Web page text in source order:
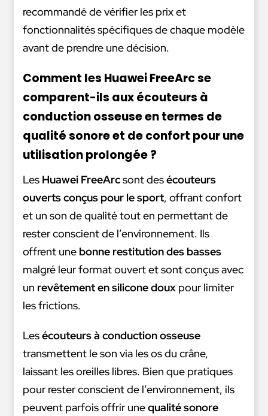
recommandé de vérifier les prix et
fonctionnalités spécifiques de chaque modèle
avant de prendre une décision.
Comment les Huawei FreeArc se
comparent-ils aux écouteurs à
conduction osseuse en termes de
qualité sonore et de confort pour une
utilisation prolongée ?
Les Huawei FreeArcsont desécouteurs
ouverts conçus pour le sport, offrant confort
et un son de qualité tout en permettant de
rester conscient de l’environnement. Ils
offrent une bonne restitution des basses
malgré leur format ouvert et sont conçus avec
un revêtement en silicone doux pour limiter
les frictions.
Lesécouteurs à conduction osseuse
transmettent le son via les os du crâne,
laissant les oreilles libres. Bien que pratiques
pour rester conscient de l’environnement, ils
peuvent parfois offrir unequalité sonore